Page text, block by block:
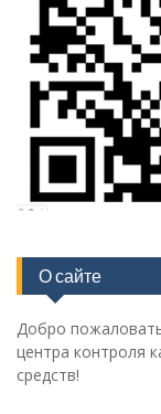
О сайте
Добро
центра контроля
средств!